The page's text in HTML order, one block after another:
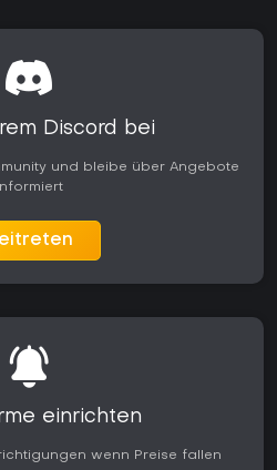
Discord bei
und bleibe über Angebote
einrichten
wenn Preise fallen